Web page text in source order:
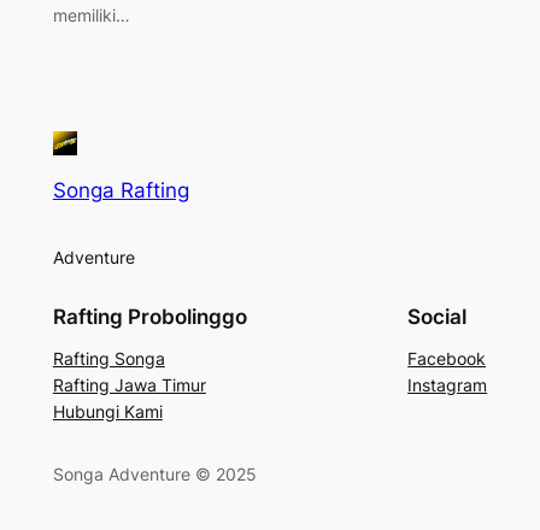
memiliki…
Songa Rafting
Adventure
Rafting Probolinggo
Rafting Songa
Rafting Jawa Timur
Hubungi Kami
Social
Facebook
Instagram
Songa Adventure © 2025